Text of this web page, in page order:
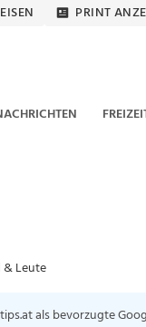
PRINT
& Leute
tips.at als bevorzugte